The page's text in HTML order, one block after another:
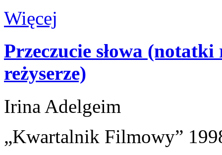
Więcej
Przeczucie słowa
reżyserze)
Irina Adelgeim
„Kwartalnik Filmowy”